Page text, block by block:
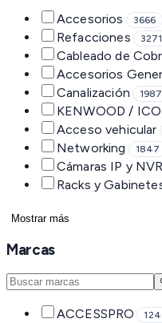
Accesorios 3666
Refacciones 3271
Cableado de
Accesorios
Canalización 1987
KENWOOD /
Acceso vehicular
Networking 1847
Cámaras IP y
Racks y
Mostrar más
Marcas
ACCESSPRO